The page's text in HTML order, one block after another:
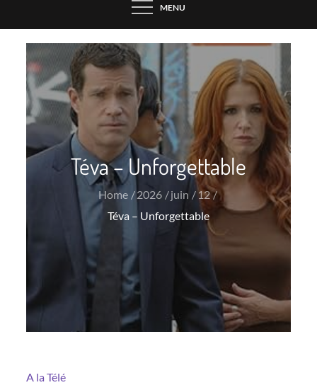
MENU
Téva – Unforgettable
Home 2026 juin
12
Téva – Unforgettable
A la Télé